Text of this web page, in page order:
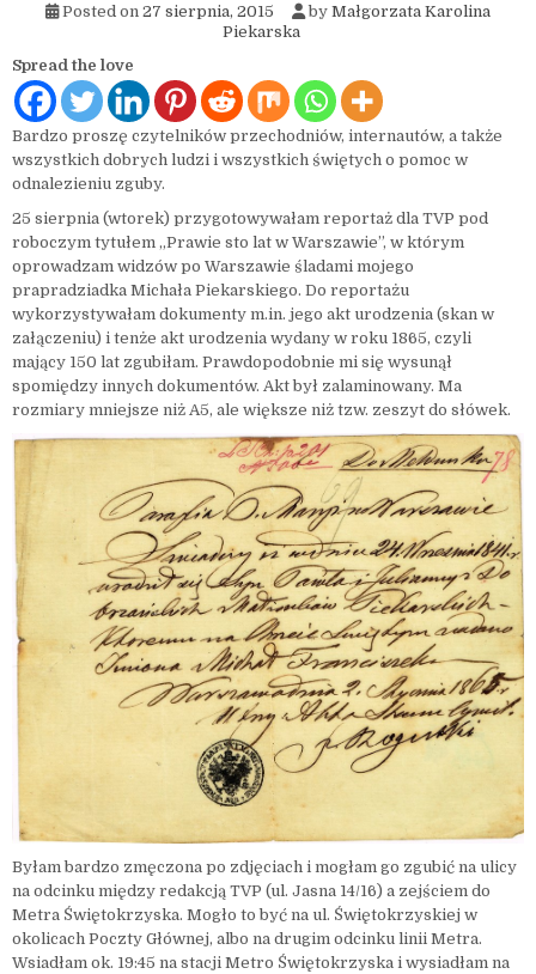
Posted on 27 sierpnia, 2015 by Małgorzata Karolina
Piekarska
Spread the love
Bardzo proszę czytelników przechodniów, internautów, a także
wszystkich dobrych ludzi i wszystkich świętych o pomoc w
odnalezieniu zguby.
25 sierpnia (wtorek) przygotowywałam reportaż dla TVP pod
roboczym tytułem „Prawie sto lat w Warszawie”, w którym
oprowadzam widzów po Warszawie śladami mojego
prapradziadka Michała Piekarskiego. Do reportażu
wykorzystywałam dokumenty m.in. jego akt urodzenia (skan w
załączeniu) i tenże akt urodzenia wydany w roku 1865, czyli
mający 150 lat zgubiłam. Prawdopodobnie mi się wysunął
spomiędzy innych dokumentów. Akt był zalaminowany. Ma
rozmiary mniejsze niż A5, ale większe niż tzw. zeszyt do słówek.
Byłam bardzo zmęczona po zdjęciach i mogłam go zgubić na ulicy
na odcinku między redakcją TVP (ul. Jasna 14/16) a zejściem do
Metra Świętokrzyska. Mogło to być na ul. Świętokrzyskiej w
okolicach Poczty Głównej, albo na drugim odcinku linii Metra.
Wsiadłam ok. 19:45 na stacji Metro Świętokrzyska i wysiadłam na